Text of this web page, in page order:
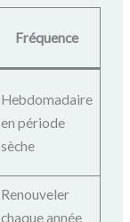
Fréquence
Hebdomadaire
en période
sèche
Renouveler
chaque année